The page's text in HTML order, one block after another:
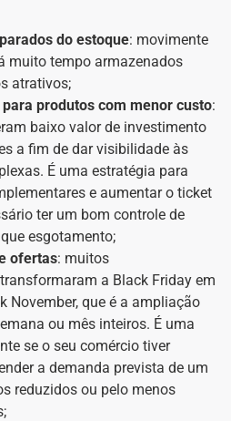
do estoque: movimente
muito tempo armazenados
atrativos;
produtos com menor custo:
baixo valor de investimento
a fim de dar visibilidade às
É uma estratégia para
e aumentar o ticket
ter um bom controle de
esgotamento;
ofertas: muitos
a Black Friday em
November, que é a ampliação
ou mês inteiros. É uma
se o seu comércio tiver
a demanda prevista de um
reduzidos ou pelo menos